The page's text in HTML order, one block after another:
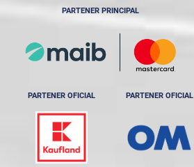
PARTENER PRINCIPAL
PARTENER OFICIAL PARTENER OFICIAL